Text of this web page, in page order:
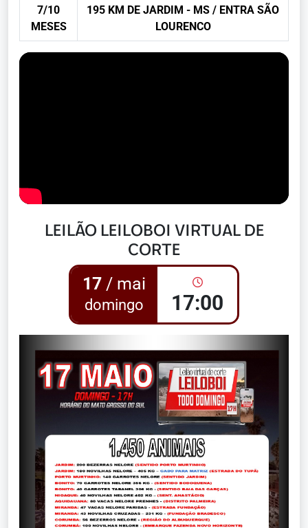
7/10
MESES
195 KM DE JARDIM - MS / ENTRA SÃO
LOURENCO
LEILÃO LEILOBOI VIRTUAL DE
CORTE
17 / mai
domingo 17:00